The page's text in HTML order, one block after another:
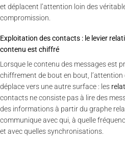
et déplacent l’attention loin des
compromission.
Exploitation des contacts : le levier
contenu est chiffré
Lorsque le contenu des messages est
chiffrement de bout en bout, l’attention
déplace vers une autre surface : les
contacts ne consiste pas à lire des
des informations à partir du graphe
communique avec qui, à quelle
et avec quelles synchronisations.